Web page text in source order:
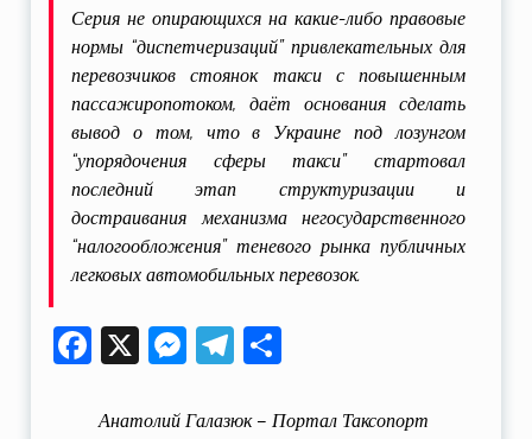
Серия не опирающихся на какие-либо правовые
нормы “диспетчеризаций” привлекательных для
перевозчиков стоянок такси с повышенным
пассажиропотоком, даёт основания сделать
вывод о том, что в Украине под лозунгом
“упорядочения сферы такси” стартовал
последний этап структуризации и
достраивания механизма негосударственного
“налогообложения” теневого рынка публичных
легковых автомобильных перевозок.
Facebook
X Messenger
Telegram
Анатолий Галазюк – Портал Таксопорт